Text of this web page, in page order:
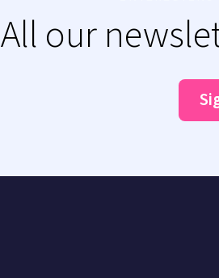
All our